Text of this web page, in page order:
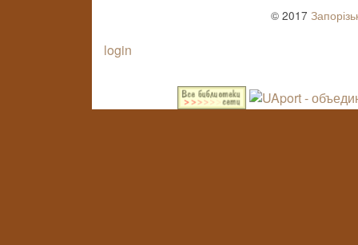
© 2017
login